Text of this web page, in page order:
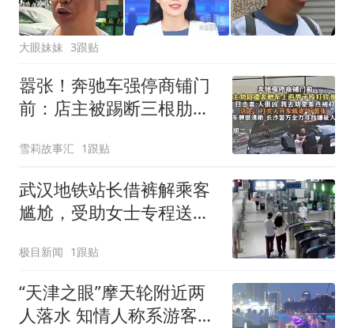
大眼妹妹 3跟贴
嚣张！奔驰车强停商铺门
前：店主被踢断三根肋
雪莉故事汇 1跟贴
武汉地铁站长借裤解乘客
尴尬，受助女士专程送锦
极目新闻 1跟贴
“天津之眼”摩天轮附近两
人落水 知情人称系游客，